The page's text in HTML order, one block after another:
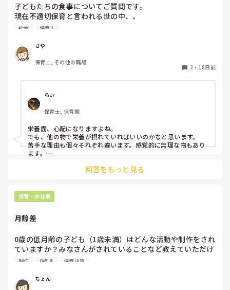
子どもたちの食事についてご質問です。
現在不適切保育と言われる世の中、、
苦手な食べ物を食べさせるのも不適切、だからと言って食べ
時間を過ごしています。現在は苦手な食べ物は最初から少し
減らして提供しています。また、全く食べないことには無理
強いせず結局残しています。しかし子どもによっては本当に
くなるので余計に、、）皆さんはどのように工夫して食事介
助や声掛けをしていますか？
給食 保育士
さや
保育士, その他の職場
2 ・ 18日前
らい
保育士, 保育園
栄養面、心配になりますよね。
でも、他の物で栄養が摂れていればいいのかなと思います。
苦手な理由も個々それぞれ違います。感覚的に無理な物もあり
ます。
る。ペロっとする。などスローステップでやっています。
回答をもっと見る
保育・お仕事
月齢差
0歳の低月齢の子ども（1歳未満）はどんな活動や制作をされ
ていますか？みなさんがされていることなど教えていただけ
れば嬉しいです。
多い場合、どのように書いておられますか？
制作 0歳児 保育内容
ちょん